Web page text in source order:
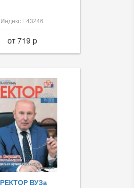
Индекс Е43246
от 719 p
РЕКТОР ВУЗа